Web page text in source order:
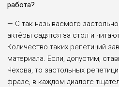
работа?
— С так называемого
актёры садятся за стол и
Количество таких репетиций
материала. Если, допустим,
Чехова, то застольных
фразе, в каждом диалоге